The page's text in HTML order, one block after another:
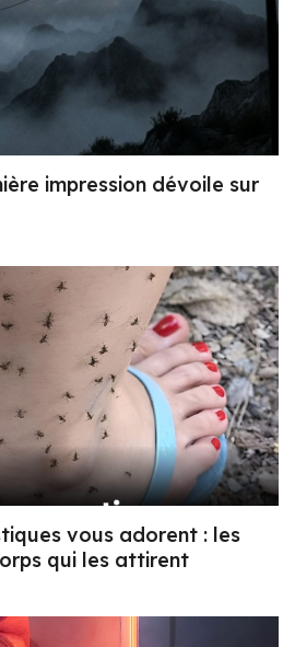
impression dévoile sur
vous adorent : les
qui les attirent